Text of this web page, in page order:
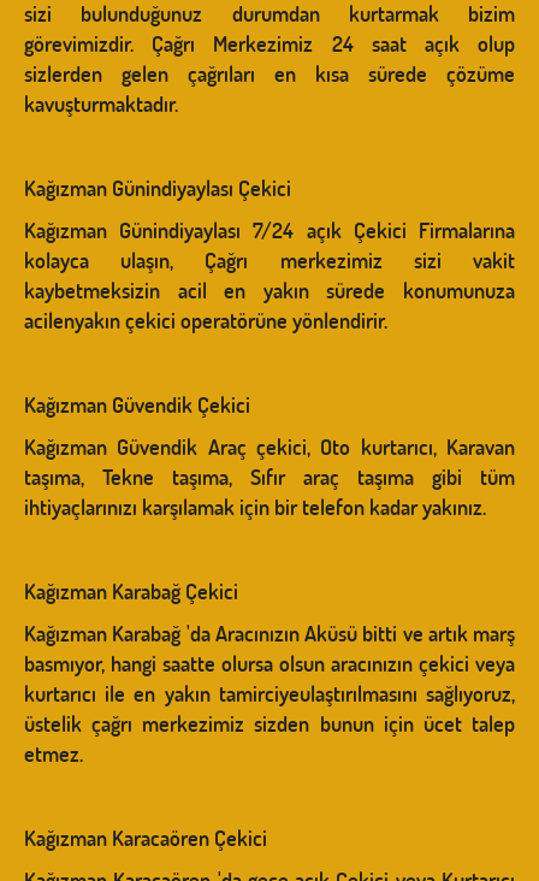
sizi bulunduğunuz durumdan kurtarmak bizim
görevimizdir. Çağrı Merkezimiz 24 saat açık olup
sizlerden gelen çağrıları en kısa sürede çözüme
kavuşturmaktadır.
Kağızman Günindiyaylası Çekici
Kağızman Günindiyaylası 7/24 açık Çekici Firmalarına
kolayca ulaşın, Çağrı merkezimiz sizi vakit
kaybetmeksizin acil en yakın sürede konumunuza
acilenyakın çekici operatörüne yönlendirir.
Kağızman Güvendik Çekici
Kağızman Güvendik Araç çekici, Oto kurtarıcı, Karavan
taşıma, Tekne taşıma, Sıfır araç taşıma gibi tüm
ihtiyaçlarınızı karşılamak için bir telefon kadar yakınız.
Kağızman Karabağ Çekici
Kağızman Karabağ 'da Aracınızın Aküsü bitti ve artık marş
basmıyor, hangi saatte olursa olsun aracınızın çekici veya
kurtarıcı ile en yakın tamirciyeulaştırılmasını sağlıyoruz,
üstelik çağrı merkezimiz sizden bunun için ücet talep
etmez.
Kağızman Karacaören Çekici